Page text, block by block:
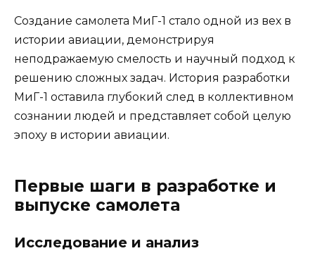
Создание самолета МиГ-1 стало одной из вех в
истории авиации, демонстрируя
неподражаемую смелость и научный подход к
решению сложных задач. История разработки
МиГ-1 оставила глубокий след в коллективном
сознании людей и представляет собой целую
эпоху в истории авиации.
Первые шаги в разработке и
выпуске самолета
Исследование и анализ